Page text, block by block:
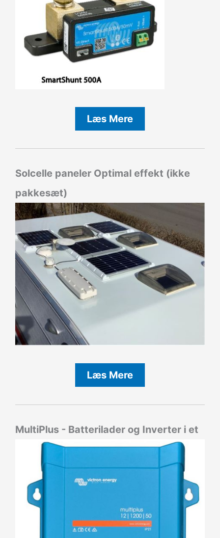
Læs Mere
Solcelle paneler Optimal effekt (ikke
pakkesæt)
Læs Mere
MultiPlus - Batterilader og Inverter i et